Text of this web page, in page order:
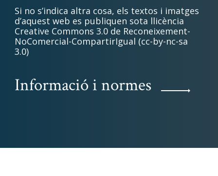
Si no s’indica altra cosa, els textos i imatges
d’aquest web es publiquen sota llicència
Creative Commons 3.0 de Reconeixement-
NoComercial-CompartirIgual (cc-by-nc-sa
3.0)
Informació i normes